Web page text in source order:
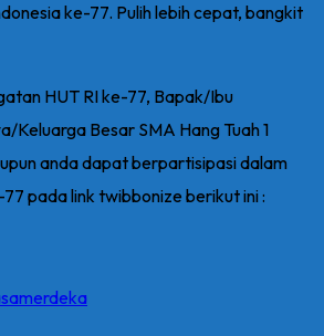
ke-77. Pulih lebih cepat, bangkit
HUT RI ke-77, Bapak/Ibu
Keluarga Besar SMA Hang Tuah 1
anda dapat berpartisipasi dalam
pada link twibbonize berikut ini :